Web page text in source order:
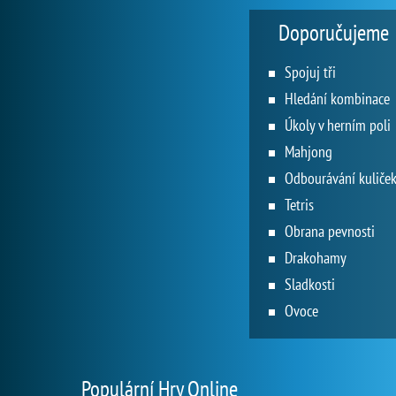
Doporučujeme
Spojuj tři
Hledání kombinace
Úkoly v herním poli
Mahjong
Odbourávání kuliček
Tetris
Obrana pevnosti
Drakohamy
Sladkosti
Ovoce
Populární Hry Online